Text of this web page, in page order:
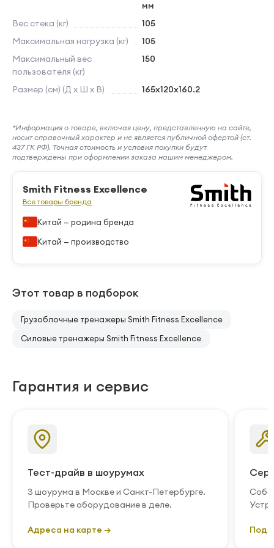
мм
Вес стека (кг)
105
Максимальная нагрузка (кг)
105
Максимальный вес
пользователя (кг)
150
Размер (см) (Д х Ш х В) 165х120х160.2
*Информация о товаре, включая цену, представленную на сайте,
носит справочный характер и не является публичной офертой (ст.
437 ГК РФ). Точная стоимость и условия покупки будут
подтверждены при оформлении заказа нашим менеджером.
Smith Fitness Excellence
Все товары бренда
Китай — родина бренда
Китай — производство
Этот товар в подборок
Грузоблочные тренажеры Smith Fitness Excellence
Силовые тренажеры Smith Fitness Excellence
Гарантия и сервис
Тест-драйв в шоурумах
3 шоурума в Москве и Санкт-Петербурге.
Проверьте оборудование в деле.
Адреса на карте →